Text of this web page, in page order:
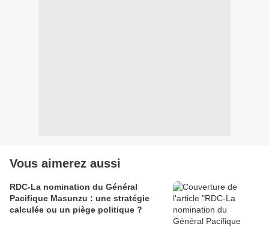
Vous aimerez aussi
RDC-La nomination du Général
Pacifique Masunzu : une stratégie
calculée ou un piège politique ?